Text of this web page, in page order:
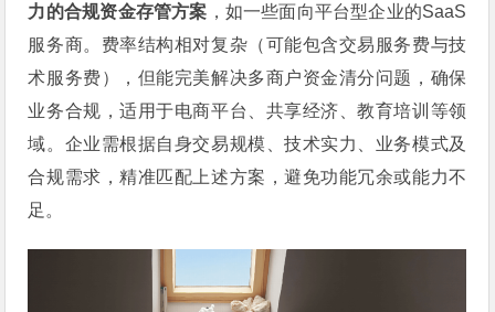
力的合规资金存管方案 ，如一些面向平台型企业的SaaS
服务商。费率结构相对复杂（可能包含交易服务费与技
术服务费），但能完美解决多商户资金清分问题，确保
业务合规，适用于电商平台、共享经济、教育培训等领
域。企业需根据自身交易规模、技术实力、业务模式及
合规需求，精准匹配上述方案，避免功能冗余或能力不
足。